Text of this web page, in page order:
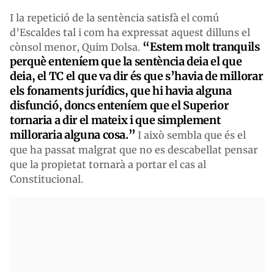
I la repetició de la sentència satisfà el comú
d’Escaldes tal i com ha expressat aquest dilluns el
cònsol menor, Quim Dolsa. “Estem molt tranquils
perquè enteníem que la sentència deia el que
deia, el TC el que va dir és que s’havia de millorar
els fonaments jurídics, que hi havia alguna
disfunció, doncs enteníem que el Superior
tornaria a dir el mateix i que simplement
milloraria alguna cosa.” I això sembla que és el
que ha passat malgrat que no es descabellat pensar
que la propietat tornarà a portar el cas al
Constitucional.